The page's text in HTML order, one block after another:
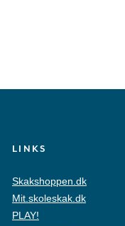
LINKS
Skakshoppen.dk
Mit.skoleskak.dk
PLAY!